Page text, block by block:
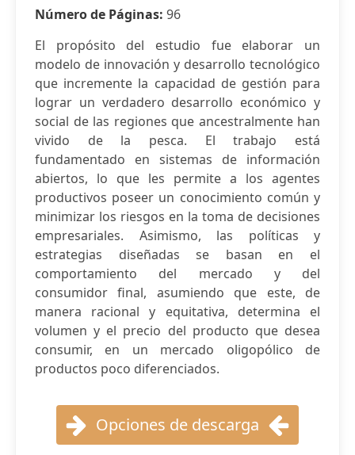
Número de Páginas: 96
El propósito del estudio fue elaborar un
modelo de innovación y desarrollo tecnológico
que incremente la capacidad de gestión para
lograr un verdadero desarrollo económico y
social de las regiones que ancestralmente han
vivido de la pesca. El trabajo está
fundamentado en sistemas de información
abiertos, lo que les permite a los agentes
productivos poseer un conocimiento común y
minimizar los riesgos en la toma de decisiones
empresariales. Asimismo, las políticas y
estrategias diseñadas se basan en el
comportamiento del mercado y del
consumidor final, asumiendo que este, de
manera racional y equitativa, determina el
volumen y el precio del producto que desea
consumir, en un mercado oligopólico de
productos poco diferenciados.
Opciones de descarga